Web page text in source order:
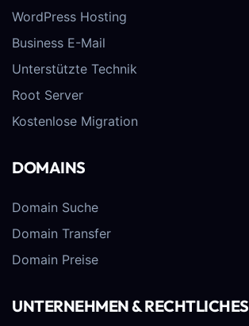
WordPress Hosting
Business E-Mail
Unterstützte Technik
Root Server
Kostenlose Migration
DOMAINS
Domain Suche
Domain Transfer
Domain Preise
UNTERNEHMEN & RECHTLICHES